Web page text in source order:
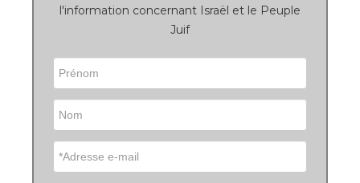
l'information concernant Israël et le Peuple
Juif